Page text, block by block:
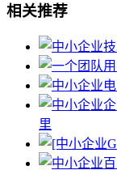
相关推荐
里